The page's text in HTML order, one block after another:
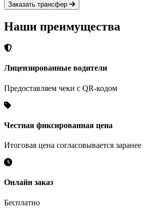
Заказать трансфер
Наши преимущества
Лицензированные водители
Предоставляем чеки с QR-кодом
Честная фиксированная цена
Итоговая цена согласовывается заранее
Онлайн заказ
Бесплатно